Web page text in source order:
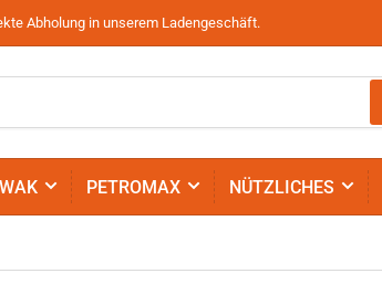
Abholung in unserem Ladengeschäft.
PETROMAX NÜTZLICHES